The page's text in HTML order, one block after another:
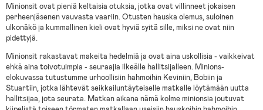
Minionsit ovat pieniä keltaisia otuksia, jotka ovat villinneet jokaisen
perheenjäsenen vauvasta vaariin. Otusten hauska olemus, suloinen
ulkonäkö ja kummallinen kieli ovat hyviä syitä sille, miksi ne ovat niin
pidettyjä.
Minionsit rakastavat makeita hedelmiä ja ovat aina uskollisia - vaikkeivat
ehkä aina toivotuimpia - seuraajia ilkeälle hallitsijalleen. Minions-
elokuvassa tutustumme urhoollisiin hahmoihin Keviniin, Bobiin ja
Stuartiin, jotka lähtevät seikkailuntäyteiselle matkalle löytämään uutta
hallitsijaa, jota seurata. Matkan aikana nämä kolme minionsia joutuvat